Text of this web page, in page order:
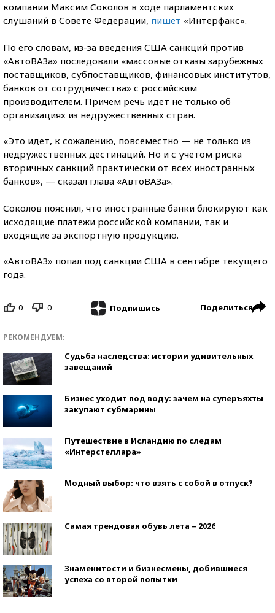
компании Максим Соколов в ходе парламентских
слушаний в Совете Федерации, пишет «Интерфакс».
По его словам, из-за введения США санкций против
«АвтоВАЗа» последовали «массовые отказы зарубежных
поставщиков, субпоставщиков, финансовых институтов,
банков от сотрудничества» с российским
производителем. Причем речь идет не только об
организациях из недружественных стран.
«Это идет, к сожалению, повсеместно — не только из
недружественных дестинаций. Но и с учетом риска
вторичных санкций практически от всех иностранных
банков», — сказал глава «АвтоВАЗа».
Соколов пояснил, что иностранные банки блокируют как
исходящие платежи российской компании, так и
входящие за экспортную продукцию.
«АвтоВАЗ» попал под санкции США в сентябре текущего
года.
0 0 Подпишись Поделиться
РЕКОМЕНДУЕМ:
Судьба наследства: истории удивительных
завещаний
Бизнес уходит под воду: зачем на суперъяхты
закупают субмарины
Путешествие в Исландию по следам
«Интерстеллара»
Модный выбор: что взять с собой в отпуск?
Самая трендовая обувь лета – 2026
Знаменитости и бизнесмены, добившиеся
успеха со второй попытки